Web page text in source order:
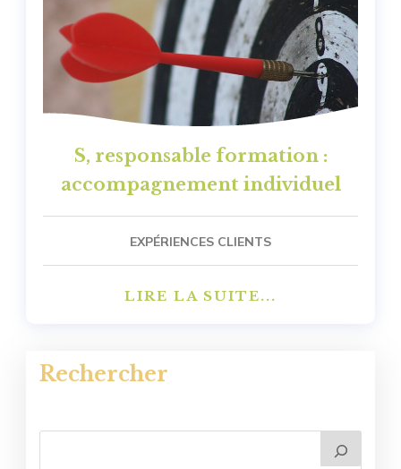
S, responsable formation :
accompagnement individuel
EXPÉRIENCES CLIENTS
LIRE LA SUITE...
Rechercher